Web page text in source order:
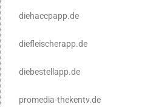
diehaccpapp.de
diefleischerapp.de
diebestellapp.de
promedia-thekentv.de